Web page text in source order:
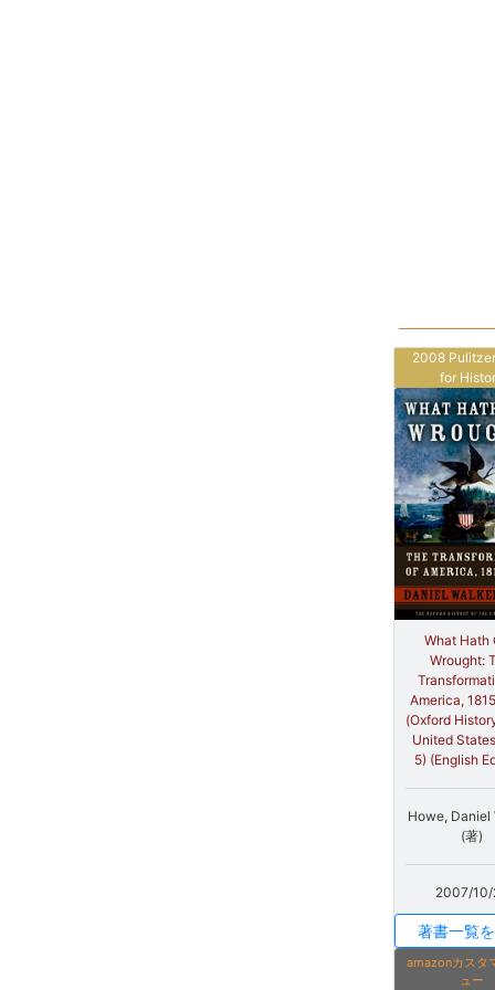
2008
for
What Hath
Wrought:
America,
(Oxford
United
5) (English
Howe, Daniel
(著)
2007/10/
著書一覧
amazonカスタ
ュー